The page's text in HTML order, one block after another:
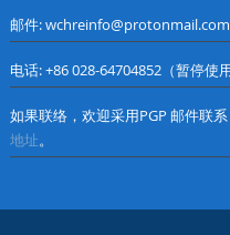
邮件: wchreinfo@protonmail.com
电话: +86 028-64704852（暂停使用
如果联络，欢迎采用PGP 邮件联
地址。